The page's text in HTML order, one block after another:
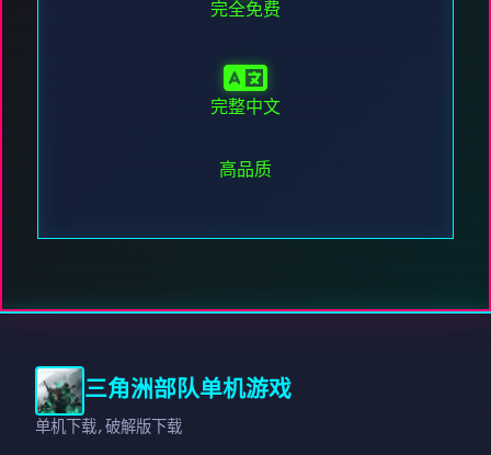
完全免费
完整中文
高品质
三角洲部队单机游戏
单机下载,破解版下载